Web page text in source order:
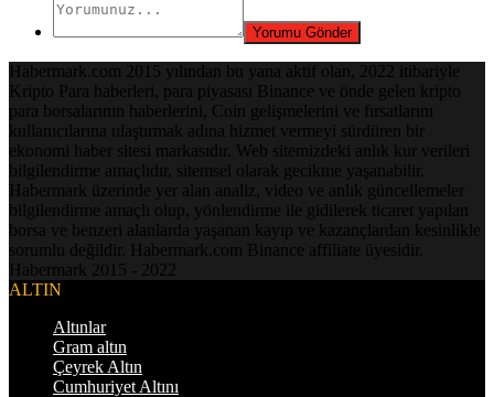
Habermark.com 2015 yılından bu yana aktif olan, 2022 itibariyle
Kripto Para haberleri, para piyasası Binance ve önde gelen kripto
para borsalarının haberlerini, Coin gelişmelerini ve fırsatlarını
kullanıcılarına ulaştırmak adına hizmet vermeyi sürdüren bir
ekonomi haber sitesi markasıdır. Web sitemizdeki anlık kur verileri
bilgilendirme amaçlıdır, sitemsel olarak gecikme yaşanabilir.
Habermark üzerinde yer alan analiz, video ve anlık güncellemeler
bilgilendirme amaçlı olup, yönlendirme ile gidilerek ticaret yapılan
borsa ve benzeri alanlarda yaşanan kayıp ve kazançlardan kesinlikle
sorumlu değildir. Habermark.com Binance affiliate üyesidir.
Habermark 2015 - 2022
ALTIN
Altınlar
Gram altın
Çeyrek Altın
Cumhuriyet Altını